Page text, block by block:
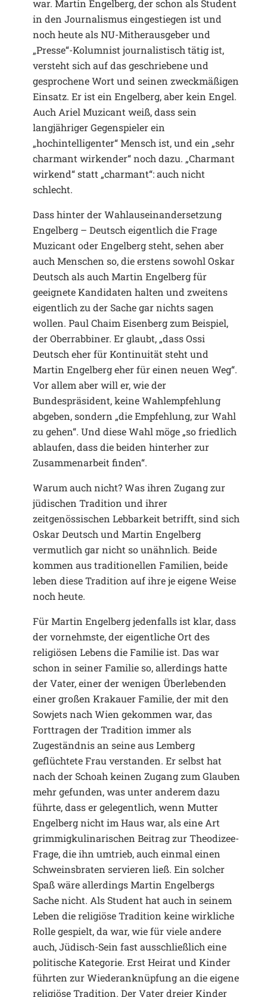
war. Martin Engelberg, der schon als Student
in den Journalismus eingestiegen ist und
noch heute als NU-Mitherausgeber und
„Presse“-Kolumnist journalistisch tätig ist,
versteht sich auf das geschriebene und
gesprochene Wort und seinen zweckmäßigen
Einsatz. Er ist ein Engelberg, aber kein Engel.
Auch Ariel Muzicant weiß, dass sein
langjähriger Gegenspieler ein
„hochintelligenter“ Mensch ist, und ein „sehr
charmant wirkender“ noch dazu. „Charmant
wirkend“ statt „charmant“: auch nicht
schlecht.
Dass hinter der Wahlauseinandersetzung
Engelberg – Deutsch eigentlich die Frage
Muzicant oder Engelberg steht, sehen aber
auch Menschen so, die erstens sowohl Oskar
Deutsch als auch Martin Engelberg für
geeignete Kandidaten halten und zweitens
eigentlich zu der Sache gar nichts sagen
wollen. Paul Chaim Eisenberg zum Beispiel,
der Oberrabbiner. Er glaubt, „dass Ossi
Deutsch eher für Kontinuität steht und
Martin Engelberg eher für einen neuen Weg“.
Vor allem aber will er, wie der
Bundespräsident, keine Wahlempfehlung
abgeben, sondern „die Empfehlung, zur Wahl
zu gehen“. Und diese Wahl möge „so friedlich
ablaufen, dass die beiden hinterher zur
Zusammenarbeit finden“.
Warum auch nicht? Was ihren Zugang zur
jüdischen Tradition und ihrer
zeitgenössischen Lebbarkeit betrifft, sind sich
Oskar Deutsch und Martin Engelberg
vermutlich gar nicht so unähnlich. Beide
kommen aus traditionellen Familien, beide
leben diese Tradition auf ihre je eigene Weise
noch heute.
Für Martin Engelberg jedenfalls ist klar, dass
der vornehmste, der eigentliche Ort des
religiösen Lebens die Familie ist. Das war
schon in seiner Familie so, allerdings hatte
der Vater, einer der wenigen Überlebenden
einer großen Krakauer Familie, der mit den
Sowjets nach Wien gekommen war, das
Forttragen der Tradition immer als
Zugeständnis an seine aus Lemberg
geflüchtete Frau verstanden. Er selbst hat
nach der Schoah keinen Zugang zum Glauben
mehr gefunden, was unter anderem dazu
führte, dass er gelegentlich, wenn Mutter
Engelberg nicht im Haus war, als eine Art
grimmigkulinarischen Beitrag zur Theodizee-
Frage, die ihn umtrieb, auch einmal einen
Schweinsbraten servieren ließ. Ein solcher
Spaß wäre allerdings Martin Engelbergs
Sache nicht. Als Student hat auch in seinem
Leben die religiöse Tradition keine wirkliche
Rolle gespielt, da war, wie für viele andere
auch, Jüdisch-Sein fast ausschließlich eine
politische Kategorie. Erst Heirat und Kinder
führten zur Wiederanknüpfung an die eigene
religiöse Tradition. Der Vater dreier Kinder